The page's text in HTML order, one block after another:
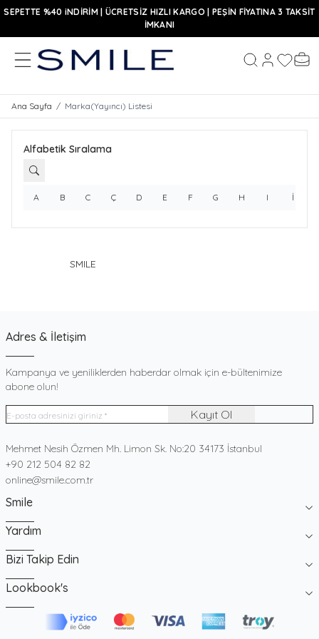
SEPETTE %40 iNDİRİM | ÜCRETSİZ HIZLI KARGO | PEŞİN FİYATINA 3 TAKSİT
İMKANI
MENÜ Hesabım
Ana Sayfa / Marka(Yayıncı) Listesi
Alfabetik Sıralama
A B C Ç D E F G H I İ
SMILE
Adres & İletişim
Kampanya ve yeniliklerden haberdar olmak için e-bültenimize
abone olun!
Kayıt Ol
Adres
Mehmet Nesih Özmen Mh. Limon Sk. No:20 34173 İstanbul
Telefon
+90 212 504 82 82
E-Posta
online@smile.com.tr
Smile
Yardım
Bizi Takip Edin
Lookbook's